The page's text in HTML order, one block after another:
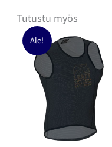
Tutustu myös
Ale!